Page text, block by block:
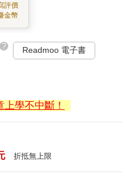
評價
金幣
? Readmoo 電子書
學不中斷！
折抵無上限